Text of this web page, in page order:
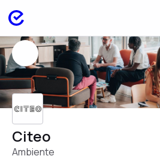
Citeo
Ambiente